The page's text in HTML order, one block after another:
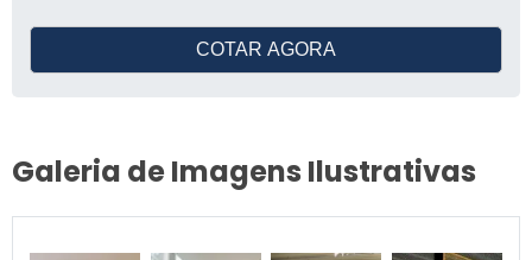
COTAR AGORA
Galeria de Imagens Ilustrativas